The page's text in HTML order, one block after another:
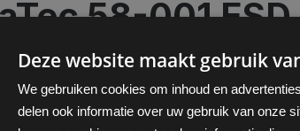
58-001
Deze website maakt gebruik
We gebruiken cookies om inhoud en
delen ook informatie over uw gebruik van onze